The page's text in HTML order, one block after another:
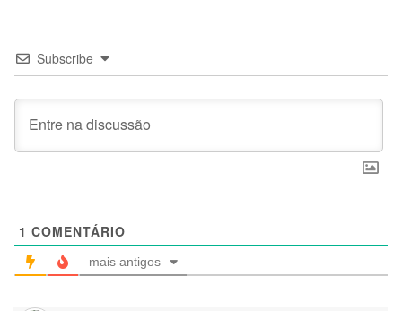
Subscribe
1 COMENTÁRIO
mais antigos